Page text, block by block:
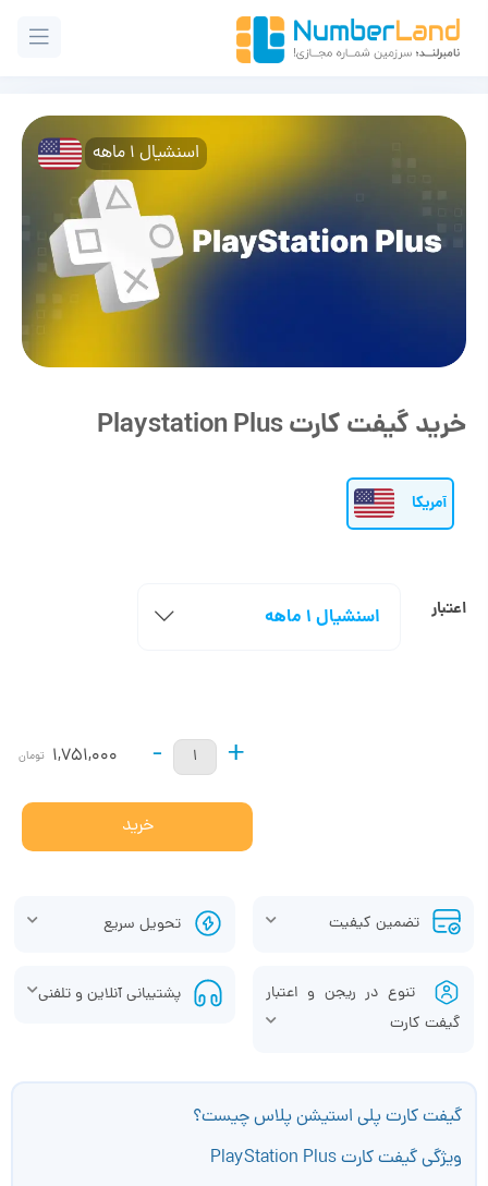
اسنشیال 1 ماهه
خرید گیفت کارت Playstation Plus
آمریکا
اعتبار اسنشیال 1 ماهه
+
-
1,751,000 تومان
خرید
تضمین کیفیت تحویل سریع
تنوع در ریجن و اعتبار
گیفت کارت
پشتیبانی آنلاین و تلفنی
گیفت کارت پلی استیشن پلاس چیست؟
ویژگی گیفت کارت PlayStation Plus